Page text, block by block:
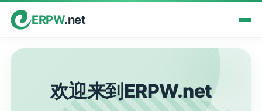
ERPW.net
欢迎来到ERPW.net